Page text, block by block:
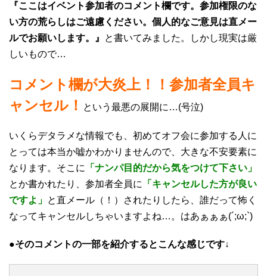
『ここはイベント参加者のコメント欄です。参加権限のな
い方の荒らしはご遠慮ください。個人的なご意見は直メー
ルでお願いします。』
と書いてみました。しかし現実は厳
しいもので…
コメント欄が大炎上！！参加者全員キ
ャンセル！
という最悪の展開に…(号泣)
いくらデタラメな情報でも、初めてオフ会に参加する人に
とっては本当か嘘かわかりませんので、大きな不安要素に
なります。そこに
「ナンパ目的だから気をつけて下さい」
とか書かれたり、参加者全員に
「キャンセルした方が良い
ですよ」 と直メール（！）されたりしたら、誰だって怖く
なってキャンセルしちゃいますよね…。はあぁぁぁ(´;ω;`)
●そのコメントの一部を紹介するとこんな感じです↓